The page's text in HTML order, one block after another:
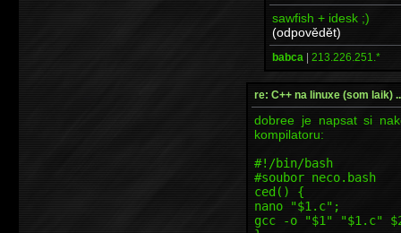
sawfish + idesk ;)
(odpovědět)
babca | 213.226.251.*
re: C++ na linuxe (som laik)
dobree je napsat si
kompilatoru:
#!/bin/bash
#soubor neco.bash
ced() {
nano "$1.c";
gcc -o "$1" "$1.c"